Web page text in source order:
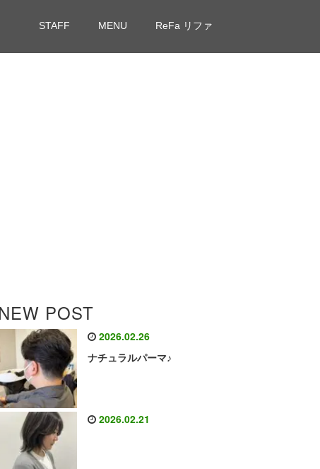
STAFF MENU ReFa リファ
POST
2026.02.26
ナチュラルパーマ♪
2026.02.21